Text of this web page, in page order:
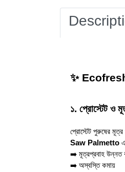
✨ Ecofresh
১. প্রোস্টেট ও
প্রোস্টেট পুরুষের মূত্র
Saw Palmetto
➡️ মূত্রপ্রবাহ উন্নত
➡️ অস্বস্তি কমায়